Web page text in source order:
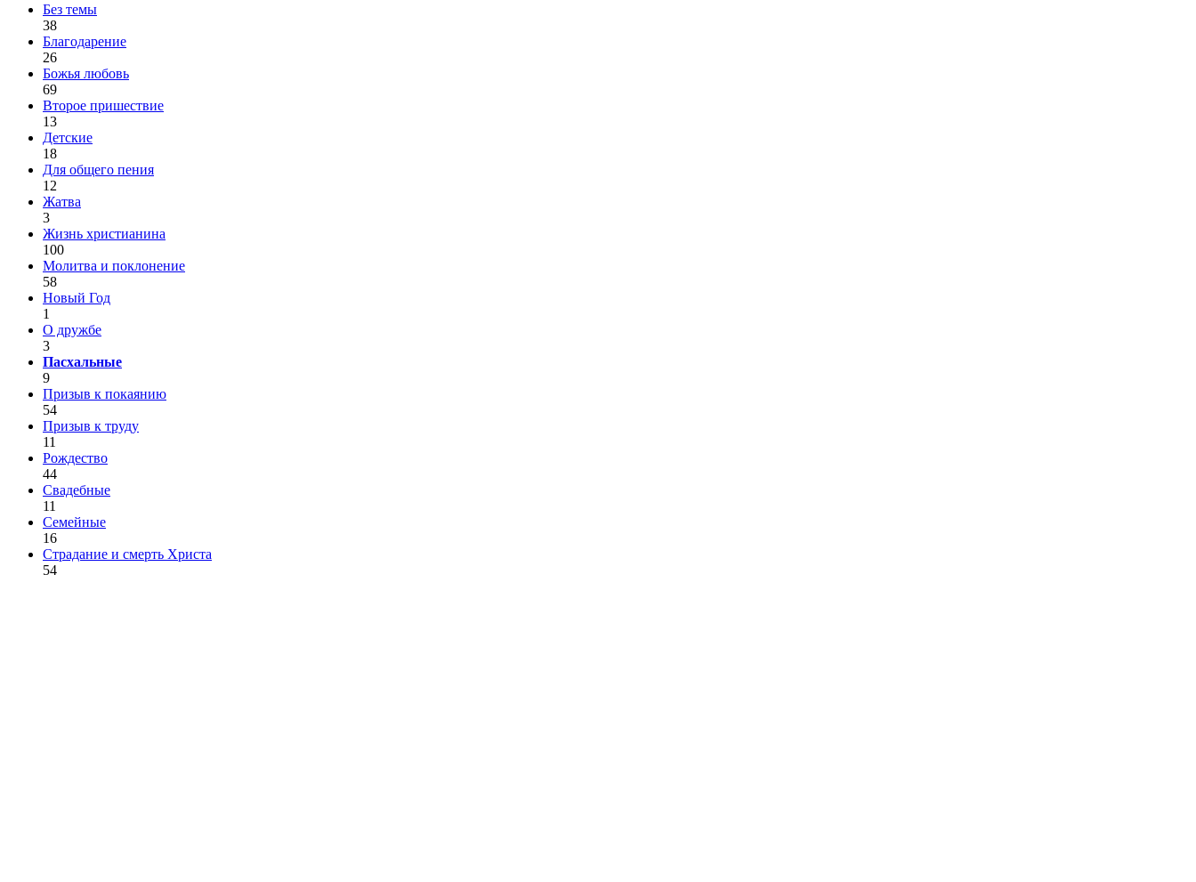
Без темы
38
Благодарение
26
Божья любовь
69
Второе пришествие
13
Детские
18
Для общего пения
12
Жатва
3
Жизнь христианина
100
Молитва и поклонение
58
Новый Год
1
О дружбе
3
Пасхальные
9
Призыв к покаянию
54
Призыв к труду
11
Рождество
44
Свадебные
11
Семейные
16
Страдание и смерть Христа
54